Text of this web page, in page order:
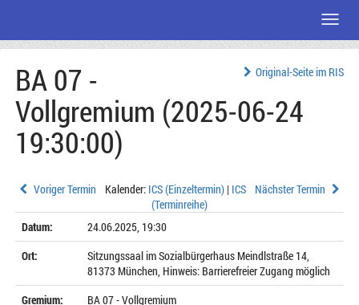
Seiteninhalt
Original-Seite im RIS
BA 07 -
Vollgremium (2025-06-24
19:30:00)
Nächster Termin
Voriger Termin Kalender: ICS (Einzeltermin) | ICS
(Terminreihe)
Datum:
24.06.2025, 19:30
Ort:
Sitzungssaal im Sozialbürgerhaus Meindlstraße 14,
81373 München, Hinweis: Barrierefreier Zugang möglich
Gremium:
BA 07 - Vollgremium